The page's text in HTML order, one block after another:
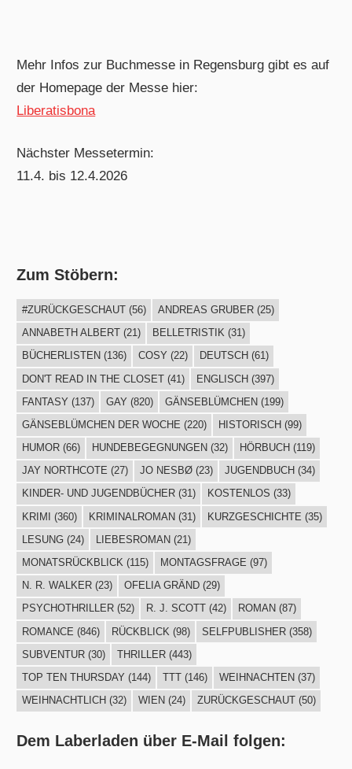
Mehr Infos zur Buchmesse in Regensburg gibt es auf
der Homepage der Messe hier:
Liberatisbona
Nächster Messetermin:
11.4. bis 12.4.2026
Zum Stöbern:
#ZURÜCKGESCHAUT(56) ANDREAS GRUBER(25)
ANNABETH ALBERT(21) BELLETRISTIK(31)
BÜCHERLISTEN (136) COSY (22) DEUTSCH (61)
DON'T READ IN THE CLOSET(41) ENGLISCH(397)
FANTASY (137) GAY (820) GÄNSEBLÜMCHEN(199)
GÄNSEBLÜMCHEN DER WOCHE (220) HISTORISCH (99)
HUMOR(66) HUNDEBEGEGNUNGEN (32) HÖRBUCH (119)
JAY NORTHCOTE (27) JO NESBØ(23) JUGENDBUCH (34)
KINDER- UND JUGENDBÜCHER(31) KOSTENLOS (33)
KRIMI (360) KRIMINALROMAN(31) KURZGESCHICHTE (35)
LESUNG(24) LIEBESROMAN (21)
MONATSRÜCKBLICK(115) MONTAGSFRAGE (97)
N. R. WALKER(23) OFELIA GRÄND(29)
PSYCHOTHRILLER(52) R. J. SCOTT(42) ROMAN (87)
ROMANCE (846) RÜCKBLICK (98) SELFPUBLISHER(358)
SUBVENTUR(30) THRILLER(443)
TOP TEN THURSDAY (144) TTT(146) WEIHNACHTEN (37)
WEIHNACHTLICH (32) WIEN (24) ZURÜCKGESCHAUT(50)
Dem Laberladen über E-Mail folgen: